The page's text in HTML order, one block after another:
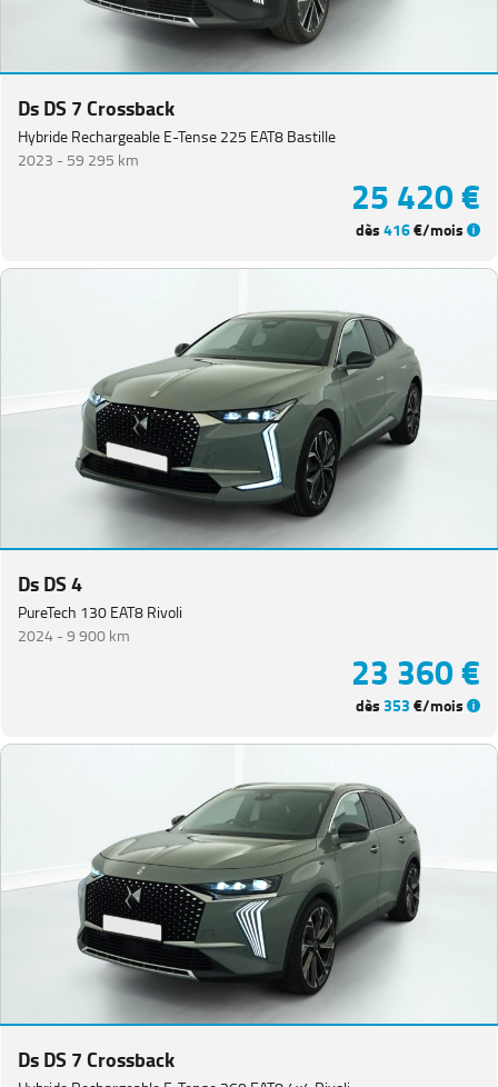
Ds DS 7 Crossback
Hybride Rechargeable E-Tense 225 EAT8 Bastille
2023 -59 295 km
25 420 €
dès416€/mois
Ds DS 4
PureTech 130 EAT8 Rivoli
2024 -9 900 km
23 360 €
dès353€/mois
Ds DS 7 Crossback